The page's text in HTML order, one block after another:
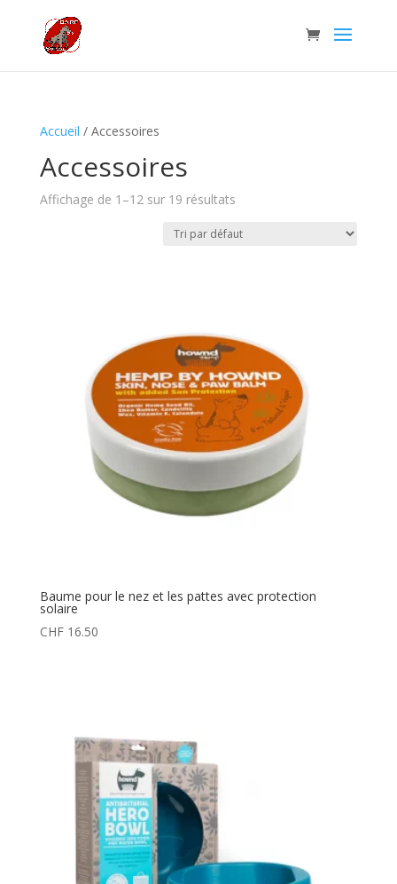
Accueil / Accessoires
Accessoires
Affichage de 1–12 sur 19 résultats
Baume pour le nez et les pattes avec protection
solaire
CHF16.50